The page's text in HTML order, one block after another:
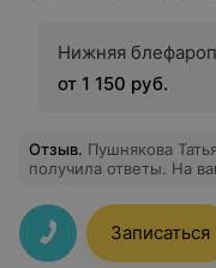
Нижняя
от 1 150 руб.
Отзыв. Пушнякова Татьяна
получила ответы. На ваши
очень тепло и
Записаться